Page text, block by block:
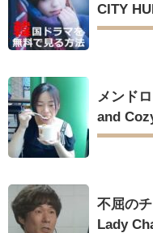
CITY
メンド
and
不屈の
Lady